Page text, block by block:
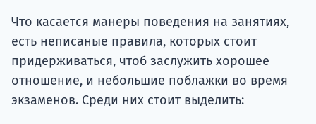
Что касается манеры поведения на занятиях,
есть неписаные правила, которых стоит
придерживаться, чтоб заслужить хорошее
отношение, и небольшие поблажки во время
экзаменов. Среди них стоит выделить: